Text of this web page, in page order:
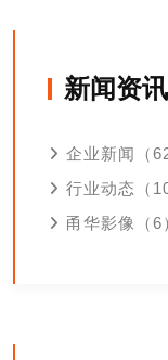
新闻资讯
企业新闻（62
行业动态（10
甬华影像（6